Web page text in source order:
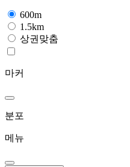
600m
1.5km
상권맞춤
마커
분포
메뉴